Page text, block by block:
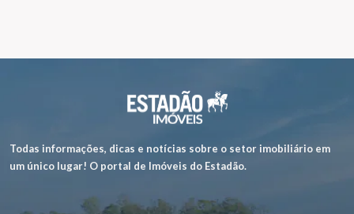
Todas informações, dicas e notícias sobre o setor imobiliário em
um único lugar! O portal de Imóveis do Estadão.